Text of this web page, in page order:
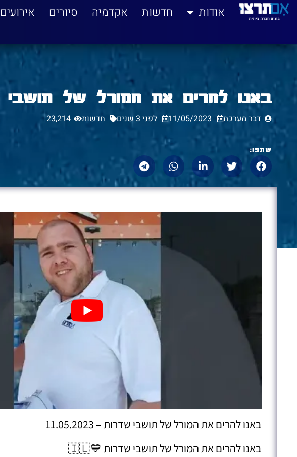
לתוכן אודות חדשות אקדמיה סיורים אירועים
באנו להרים את המורל של תושבי שדרות
דבר מערכת 11/05/2023 לפני 3 שנים חדשות 23,214
שתפו:
באנו להרים את המורל של תושבי שדרות – 11.05.2023
באנו להרים את המורל של תושבי שדרות 💙🇮🇱